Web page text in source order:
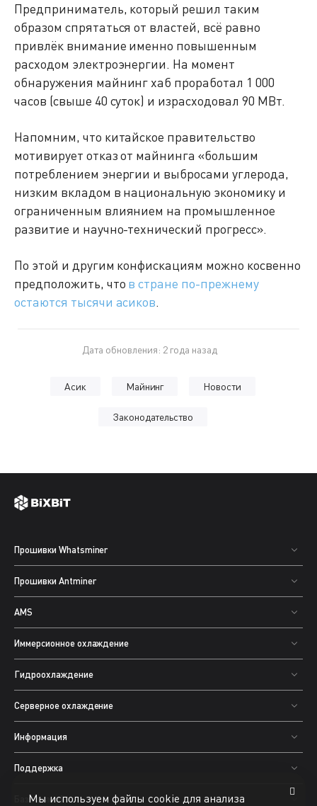
Предприниматель, который решил таким
образом спрятаться от властей, всё равно
привлёк внимание именно повышенным
расходом электроэнергии. На момент
обнаружения майнинг хаб проработал 1 000
часов (свыше 40 суток) и израсходовал 90 МВт.
Напомним, что китайское правительство
мотивирует отказ от майнинга «большим
потреблением энергии и выбросами углерода,
низким вкладом в национальную экономику и
ограниченным влиянием на промышленное
развитие и научно-технический прогресс».
По этой и другим конфискациям можно косвенно
предположить, что в стране по-прежнему
остаются тысячи асиков.
Дата обновления: 2 года назад
Асик Майнинг Новости
Законодательство
Прошивки Whatsminer
Прошивки Antminer
AMS
Иммерсионное охлаждение
Гидроохлаждение
Серверное охлаждение
Информация
Поддержка
База знаний
Мы используем файлы cookie для анализа